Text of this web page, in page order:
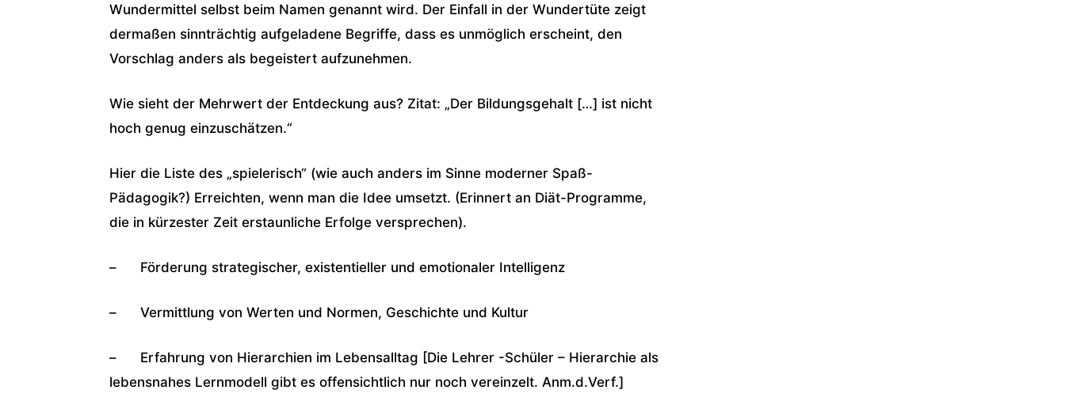
Wundermittel selbst beim Namen genannt wird. Der Einfall in der Wundertüte zeigt
dermaßen sinnträchtig aufgeladene Begriffe, dass es unmöglich erscheint, den
Vorschlag anders als begeistert aufzunehmen.
Wie sieht der Mehrwert der Entdeckung aus? Zitat: „Der Bildungsgehalt […] ist nicht
hoch genug einzuschätzen.“
Hier die Liste des „spielerisch“ (wie auch anders im Sinne moderner Spaß-
Pädagogik?) Erreichten, wenn man die Idee umsetzt. (Erinnert an Diät-Programme,
die in kürzester Zeit erstaunliche Erfolge versprechen).
– Förderung strategischer, existentieller und emotionaler Intelligenz
– Vermittlung von Werten und Normen, Geschichte und Kultur
– Erfahrung von Hierarchien im Lebensalltag [Die Lehrer -Schüler – Hierarchie als
lebensnahes Lernmodell gibt es offensichtlich nur noch vereinzelt. Anm.d.Verf.]